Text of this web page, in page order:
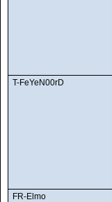
T-FeYeN00rD
FR-Elmo